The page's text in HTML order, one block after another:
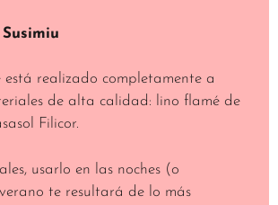
está realizado completamente a
de alta calidad: lino flamé de
Filicor.
usarlo en las noches (o
te resultará de lo más